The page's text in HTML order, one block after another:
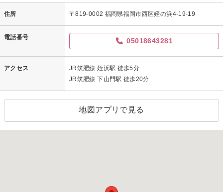
住所 〒819-0002 福岡県福岡市西区姪の浜4-19-19
電話番号 05018643281
アクセス
JR筑肥線 姪浜駅 徒歩5分
JR筑肥線 下山門駅 徒歩20分
地図アプリで見る